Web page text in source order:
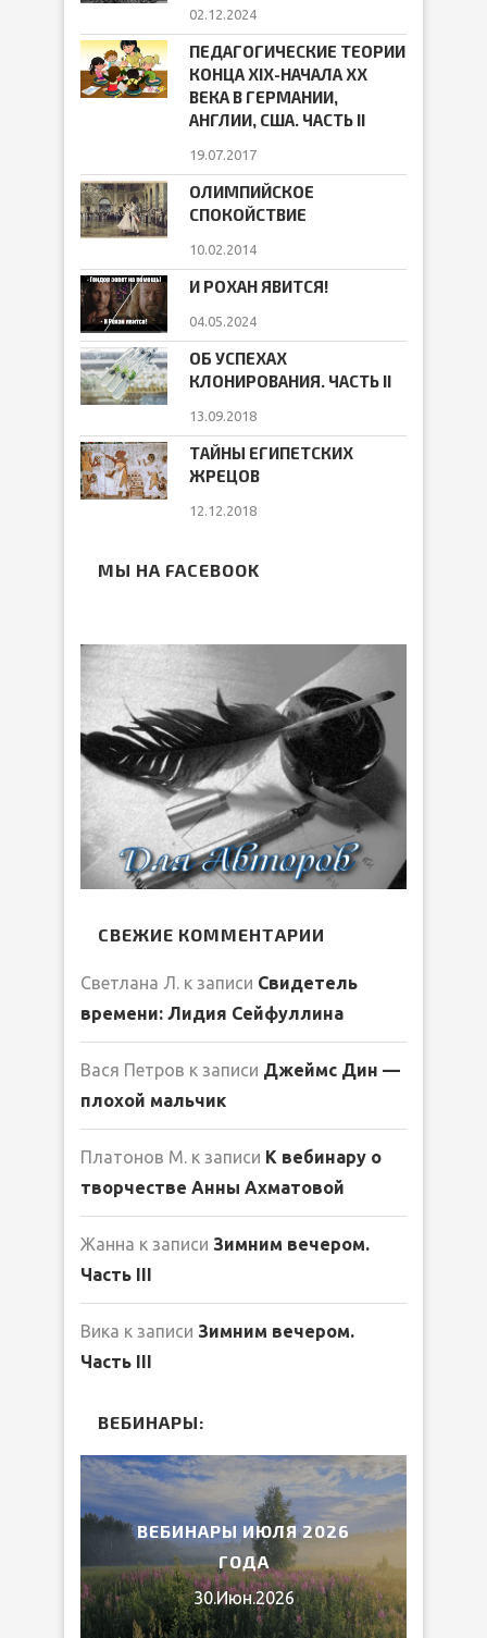
02.12.2024
ПЕДАГОГИЧЕСКИЕ ТЕОРИИ
КОНЦА ХIХ-НАЧАЛА ХХ
ВЕКА В ГЕРМАНИИ,
АНГЛИИ, США. ЧАСТЬ II
19.07.2017
ОЛИМПИЙСКОЕ
СПОКОЙСТВИЕ
10.02.2014
И РОХАН ЯВИТСЯ!
04.05.2024
ОБ УСПЕХАХ
КЛОНИРОВАНИЯ. ЧАСТЬ II
13.09.2018
ТАЙНЫ ЕГИПЕТСКИХ
ЖРЕЦОВ
12.12.2018
МЫ НА FACEBOOK
СВЕЖИЕ КОММЕНТАРИИ
Светлана Л. к записи Свидетель
времени: Лидия Сейфуллина
Вася Петров к записи Джеймс Дин —
плохой мальчик
Платонов М. к записи К вебинару о
творчестве Анны Ахматовой
Жанна к записи Зимним вечером.
Часть III
Вика к записи Зимним вечером.
Часть III
ВЕБИНАРЫ:
ВЕБИНАРЫ ИЮЛЯ 2026
ГОДА
30.Июн.2026